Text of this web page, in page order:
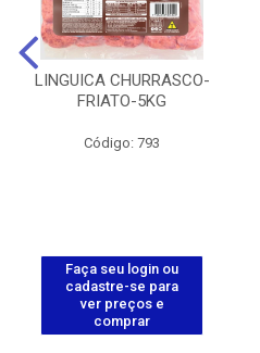
LINGUICA CHURRASCO-
FRIATO-5KG
Código: 793
Faça seu login ou
cadastre-se para
ver preços e
comprar